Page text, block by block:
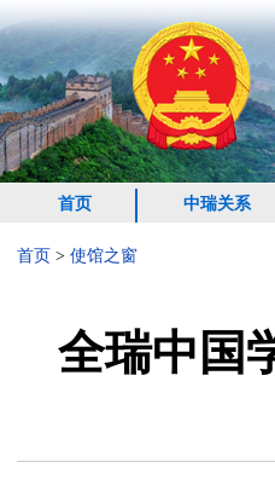
首页 中瑞关系
首页 > 使馆之窗
全瑞中国